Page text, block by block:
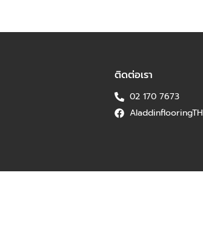
ติดต่อเรา
02 170 7673
AladdinflooringTH